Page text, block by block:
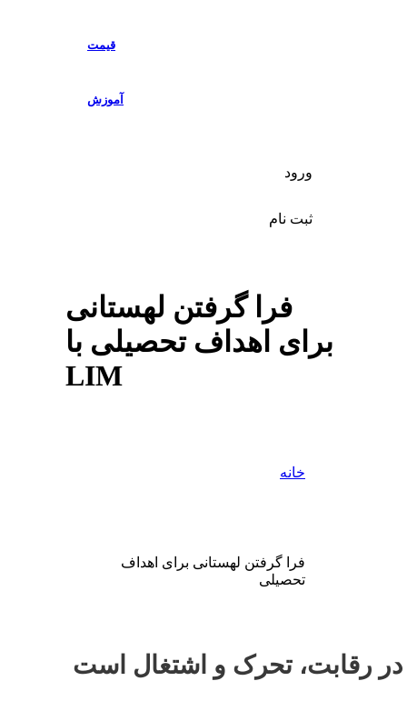
قیمت
آموزش
ورود
ثبت نام
فرا گرفتن لهستانی
برای اهداف تحصیلی با
LIM
خانه
فرا گرفتن لهستانی برای اهداف
تحصیلی
در رقابت، تحرک و اشتغال است